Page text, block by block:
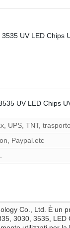
UPS, TNT,
Paypal.etc
Co., Ltd. È un
3030, 3535,